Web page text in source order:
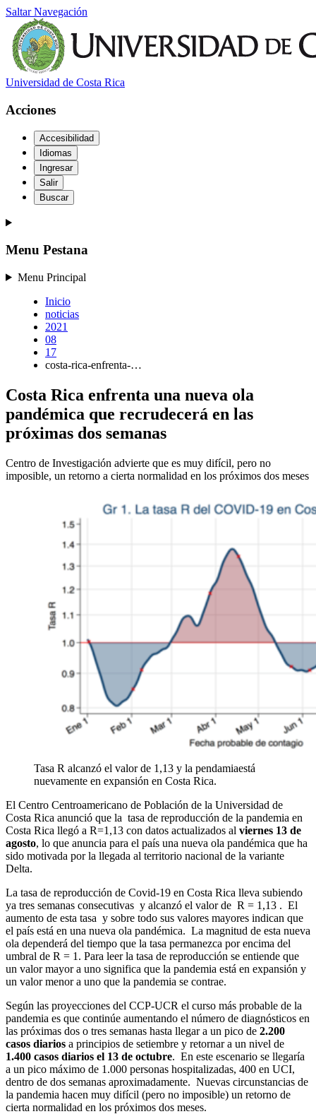
Saltar Navegación
Universidad de Costa Rica
Acciones
Accesibilidad
Idiomas
Ingresar
Salir
Buscar
Menu Pestana
Menu Principal
Inicio
noticias
2021
08
17
costa-rica-enfrenta-…
Costa Rica enfrenta una nueva ola
pandémica que recrudecerá en las
próximas dos semanas
Centro de Investigación advierte que es muy difícil, pero no
imposible, un retorno a cierta normalidad en los próximos dos meses
Tasa R alcanzó el valor de 1,13 y la pendamiaestá
nuevamente en expansión en Costa Rica.
El Centro Centroamericano de Población de la Universidad de
Costa Rica anunció que la tasa de reproducción de la pandemia en
Costa Rica llegó a R=1,13 con datos actualizados al viernes 13 de
agosto, lo que anuncia para el país una nueva ola pandémica que ha
sido motivada por la llegada al territorio nacional de la variante
Delta.
La tasa de reproducción de Covid-19 en Costa Rica lleva subiendo
ya tres semanas consecutivas y alcanzó el valor de R = 1,13 . El
aumento de esta tasa y sobre todo sus valores mayores indican que
el país está en una nueva ola pandémica. La magnitud de esta nueva
ola dependerá del tiempo que la tasa permanezca por encima del
umbral de R = 1. Para leer la tasa de reproducción se entiende que
un valor mayor a uno significa que la pandemia está en expansión y
un valor menor a uno que la pandemia se contrae.
Según las proyecciones del CCP-UCR el curso más probable de la
pandemia es que continúe aumentando el número de diagnósticos en
las próximas dos o tres semanas hasta llegar a un pico de 2.200
casos diarios a principios de setiembre y retornar a un nivel de
1.400 casos diarios el 13 de octubre. En este escenario se llegaría
a un pico máximo de 1.000 personas hospitalizadas, 400 en UCI,
dentro de dos semanas aproximadamente. Nuevas circunstancias de
la pandemia hacen muy difícil (pero no imposible) un retorno de
cierta normalidad en los próximos dos meses.